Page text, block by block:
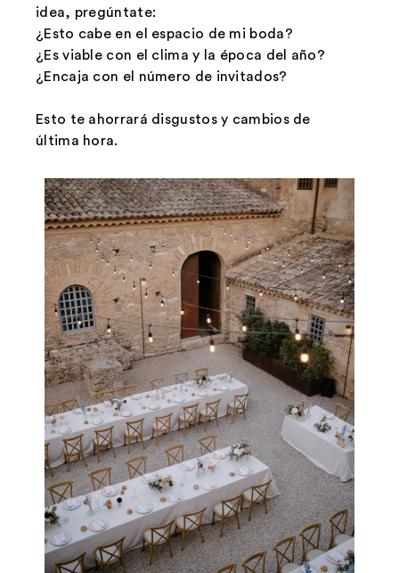
idea, pregúntate:
¿Esto cabe en el espacio de mi boda?
¿Es viable con el clima y la época del año?
¿Encaja con el número de invitados?
Esto te ahorrará disgustos y cambios de
última hora.